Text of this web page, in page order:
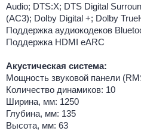
Audio; DTS:X; DTS Digital
(AC3); Dolby Digital +; Dolby
Поддержка аудиокодеков
Поддержка HDMI eARC
Акустическая система:
Мощность звуковой панели
Количество динамиков: 10
Ширина, мм: 1250
Глубина, мм: 135
Высота, мм: 63